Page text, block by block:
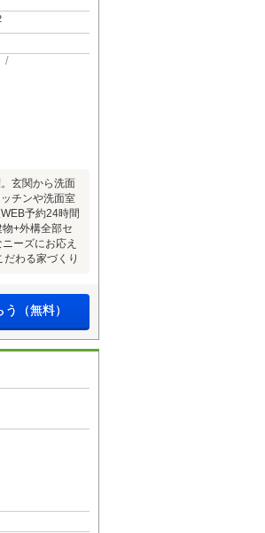
玄関から洗面
チンや洗面室
予約24時間
+外構全部セ
ーズにお応え
わる家づくり
（無料）